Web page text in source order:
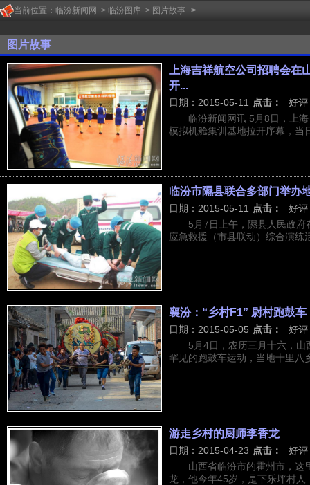
当前位置： 临汾新闻网 > 临汾图库 > 图片故事 >
图片故事
上海吉祥航空公司招聘会在
开...
日期：2015-05-11 点击：
好评
临汾新闻网讯 5月8日，上
模拟机舱集训基地拉开序幕，当
临汾市隰县联合多部门举办
日期：2015-05-11 点击：
好评
5月7日上午，隰县人民政
应急救援（市县联动）综合演练
襄汾：“乡村F1” 尉村跑鼓车
日期：2015-05-05 点击：
好评
5月4日，农历三月十六，
罕见的跑鼓车运动，当地十里八
游走乡村的厨师李香龙
日期：2015-04-23 点击：
好评
山西省临汾市的霍州市，这
龙，他今年45岁，是下乐坪村人